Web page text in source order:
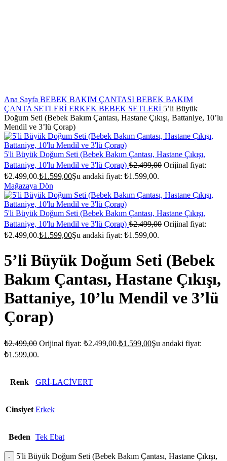
Ana Sayfa BEBEK BAKIM ÇANTASI BEBEK BAKIM
ÇANTA SETLERİ ERKEK BEBEK SETLERİ 5’li Büyük
Doğum Seti (Bebek Bakım Çantası, Hastane Çıkışı, Battaniye, 10’lu
Mendil ve 3’lü Çorap)
5'li Büyük Doğum Seti (Bebek Bakım Çantası, Hastane Çıkışı,
Battaniye, 10'lu Mendil ve 3'lü Çorap) ₺2.499,00 Orijinal fiyat:
₺2.499,00.₺1.599,00Şu andaki fiyat: ₺1.599,00.
Mağazaya Dön
5'li Büyük Doğum Seti (Bebek Bakım Çantası, Hastane Çıkışı,
Battaniye, 10'lu Mendil ve 3'lü Çorap) ₺2.499,00 Orijinal fiyat:
₺2.499,00.₺1.599,00Şu andaki fiyat: ₺1.599,00.
5’li Büyük Doğum Seti (Bebek
Bakım Çantası, Hastane Çıkışı,
Battaniye, 10’lu Mendil ve 3’lü
Çorap)
₺2.499,00 Orijinal fiyat: ₺2.499,00.₺1.599,00Şu andaki fiyat:
₺1.599,00.
Renk GRİ-LACİVERT
Cinsiyet Erkek
Beden Tek Ebat
5'li Büyük Doğum Seti (Bebek Bakım Çantası, Hastane Çıkışı,